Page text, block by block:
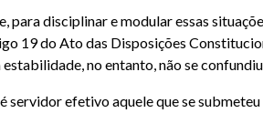
para disciplinar e modular essas
19 do Ato das Disposições
no entanto, não se
servidor efetivo aquele que se